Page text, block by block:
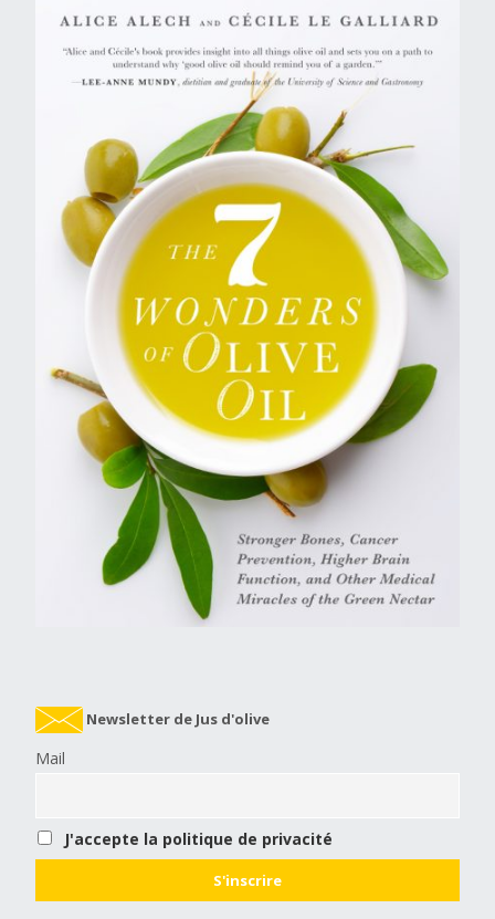
Newsletter de Jus d'olive
Mail
J'accepte la politique de privacité